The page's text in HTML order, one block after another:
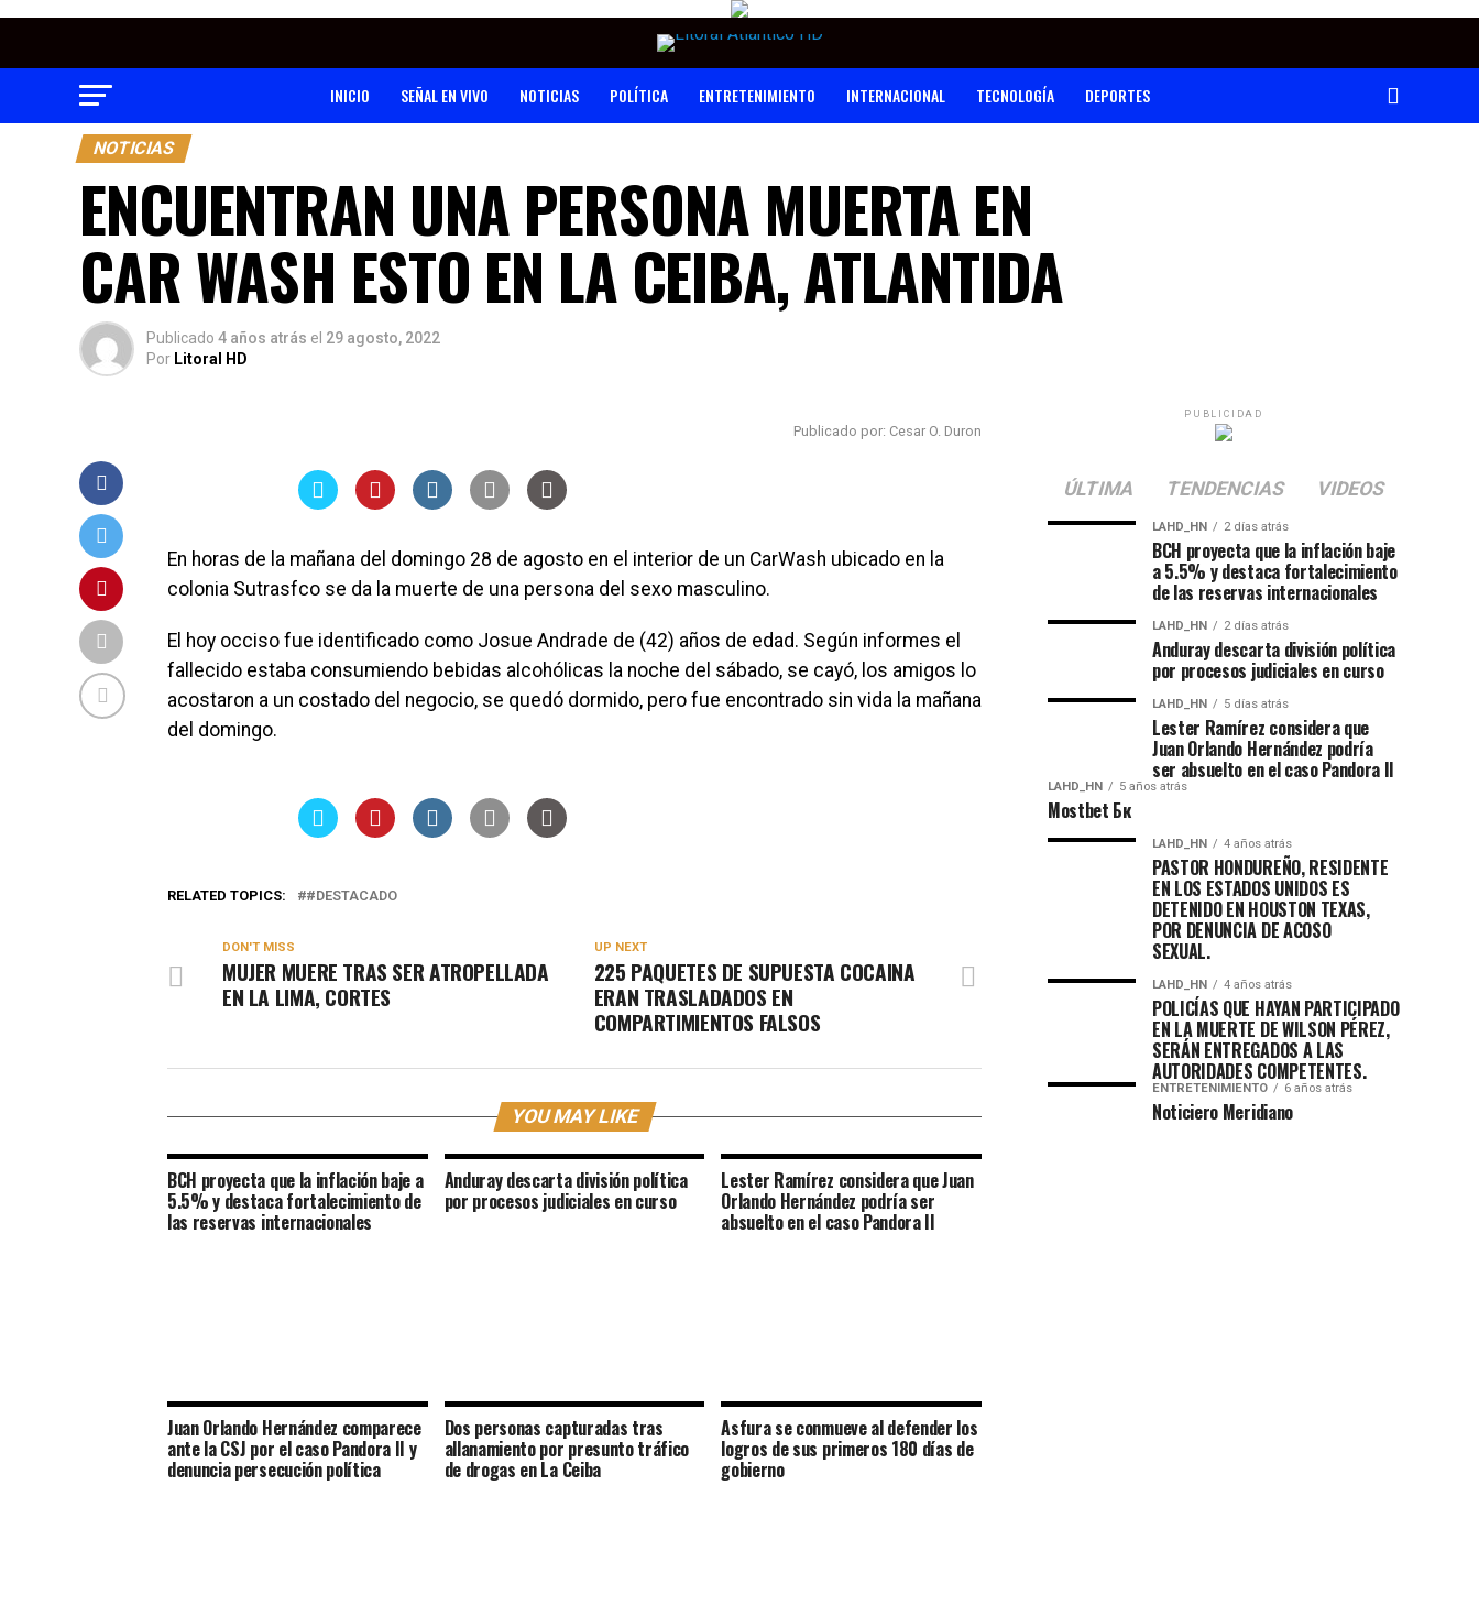
INICIO SEÑAL EN VIVO NOTICIAS POLÍTICA ENTRETENIMIENTO INTERNACIONAL TECNOLOGÍA DEPORTES
NOTICIAS
ENCUENTRAN UNA PERSONA MUERTA EN
CAR WASH ESTO EN LA CEIBA, ATLANTIDA
Publicado 4 años atrás el 29 agosto, 2022
Por Litoral HD
Publicado por: Cesar O. Duron
En horas de la mañana del domingo 28 de agosto en el interior de un CarWash ubicado en la
colonia Sutrasfco se da la muerte de una persona del sexo masculino.
El hoy occiso fue identificado como Josue Andrade de (42) años de edad. Según informes el
fallecido estaba consumiendo bebidas alcohólicas la noche del sábado, se cayó, los amigos lo
acostaron a un costado del negocio, se quedó dormido, pero fue encontrado sin vida la mañana
del domingo.
RELATED TOPICS: #DESTACADO
UP NEXT
225 PAQUETES DE SUPUESTA COCAINA
ERAN TRASLADADOS EN
COMPARTIMIENTOS FALSOS
DON'T MISS
MUJER MUERE TRAS SER ATROPELLADA
EN LA LIMA, CORTES
YOU MAY LIKE
BCH proyecta que la inflación baje a
5.5% y destaca fortalecimiento de
las reservas internacionales
Anduray descarta división política
por procesos judiciales en curso
Lester Ramírez considera que Juan
Orlando Hernández podría ser
absuelto en el caso Pandora II
Juan Orlando Hernández comparece
ante la CSJ por el caso Pandora II y
denuncia persecución política
Dos personas capturadas tras
allanamiento por presunto tráfico
de drogas en La Ceiba
Asfura se conmueve al defender los
logros de sus primeros 180 días de
gobierno
PUBLICIDAD
ÚLTIMA TENDENCIAS VIDEOS
LAHD_HN 2 días atrás
BCH proyecta que la inflación baje
a 5.5% y destaca fortalecimiento
de las reservas internacionales
LAHD_HN 2 días atrás
Anduray descarta división política
por procesos judiciales en curso
LAHD_HN 5 días atrás
Lester Ramírez considera que
Juan Orlando Hernández podría
ser absuelto en el caso Pandora II
LAHD_HN 5 años atrás
Mostbet Бк
LAHD_HN 4 años atrás
PASTOR HONDUREÑO, RESIDENTE
EN LOS ESTADOS UNIDOS ES
DETENIDO EN HOUSTON TEXAS,
POR DENUNCIA DE ACOSO
SEXUAL.
LAHD_HN 4 años atrás
POLICÍAS QUE HAYAN PARTICIPADO
EN LA MUERTE DE WILSON PÉREZ,
SERÁN ENTREGADOS A LAS
AUTORIDADES COMPETENTES.
ENTRETENIMIENTO 6 años atrás
Noticiero Meridiano